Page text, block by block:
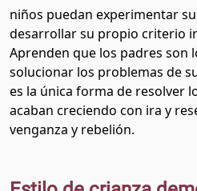
niños puedan experimentar
desarrollar su propio criterio
Aprenden que los padres son
solucionar los problemas de
es la única forma de resolver
acaban creciendo con ira y
venganza y rebelión.